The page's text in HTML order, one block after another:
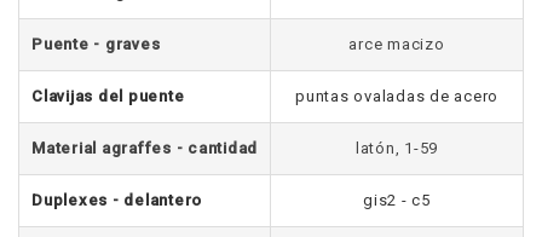
Puente - graves arce macizo
Clavijas del puente puntas ovaladas de acero
Material agraffes - cantidad latón, 1-59
Duplexes - delantero gis2 - c5